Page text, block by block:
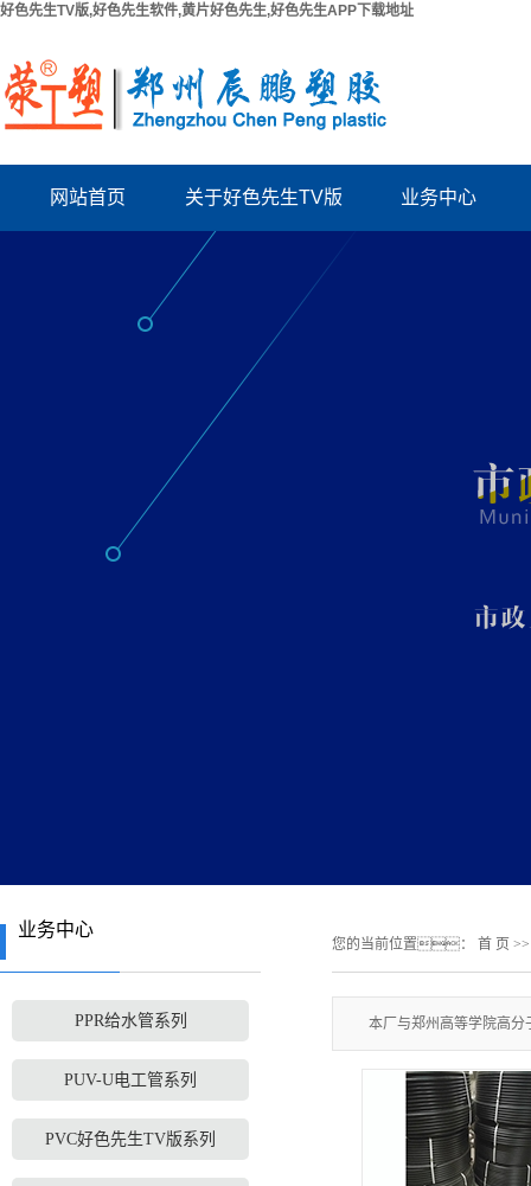
好色先生TV版,好色先生软件,黄片好色先生,好色先生APP下载地址
网站首页 关于好色先生TV版
联系好色先生TV版
厂房出租
资质档案
业务中心
业务中心
PPR给水管系列
PUV-U电工管系列
PVC好色先生TV版系列
您的当前位置： 首 页
本厂与郑州高等学院